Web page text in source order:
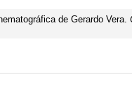
de Gerardo Vera.